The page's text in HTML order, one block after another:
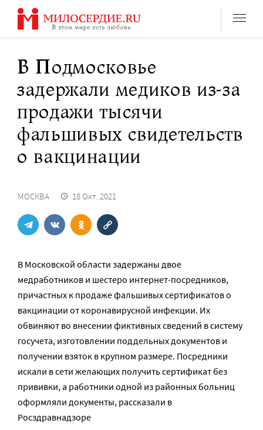
Перейти
содержанию
В Подмосковье
задержали медиков из-за
продажи тысячи
фальшивых свидетельств
о вакцинации
МОСКВА 18 Окт. 2021
В Московской области задержаны двое
медработников и шестеро интернет-посредников,
причастных к продаже фальшивых сертификатов о
вакцинации от коронавирусной инфекции. Их
обвиняют во внесении фиктивных сведений в систему
госучета, изготовлении поддельных документов и
получении взяток в крупном размере. Посредники
искали в сети желающих получить сертификат без
прививки, а работники одной из районных больниц
оформляли документы, рассказали в
Росздравнадзоре